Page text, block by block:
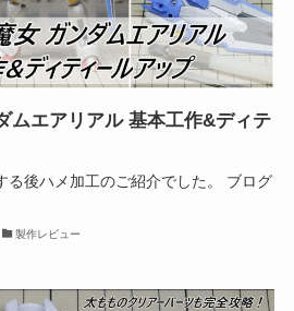
ムエアリアル 基本工作&ディテ
る後ハメ加工のご紹介でした。 ブログ
製作レビュー